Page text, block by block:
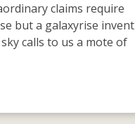
claims require
but a galaxyrise invent
calls to us a mote of